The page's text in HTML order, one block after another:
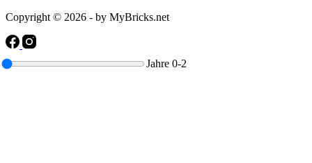
Jahre 0-2
Copyright © 2026 - by MyBricks.net